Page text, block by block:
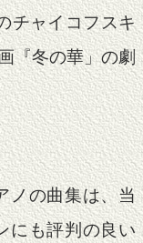
チャイコフスキ
『冬の華」の劇
ノの曲集は、当
にも評判の良い